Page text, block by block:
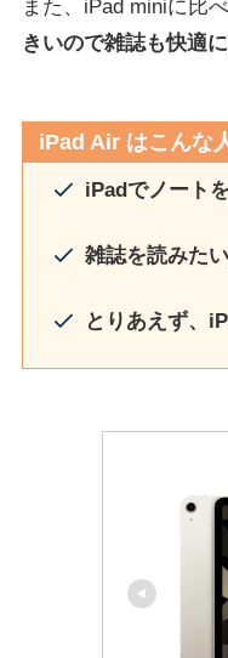
また、iPad miniに比
きいので雑誌も快適
iPad Air はこんな
iPadでノート
雑誌を読みた
とりあえず、